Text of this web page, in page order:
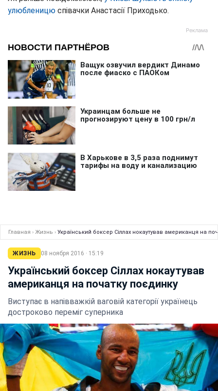
улюбленицю співачки Анастасії Приходько.
Главная › Жизнь › Український боксер Сіллах нокаутував американця на
ЖИЗНЬ 08 ноября 2016 · 15:19
Український боксер Сіллах нокаутував
американця на початку поєдинку
Виступає в напівважкій ваговій категорії українець
достроково переміг суперника